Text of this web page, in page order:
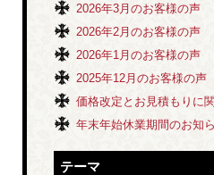
2026年3月のお客様の声
2026年2月のお客様の声
2026年1月のお客様の声
2025年12月のお客様の声
価格改定とお見積もりに
年末年始休業期間のお知
テーマ